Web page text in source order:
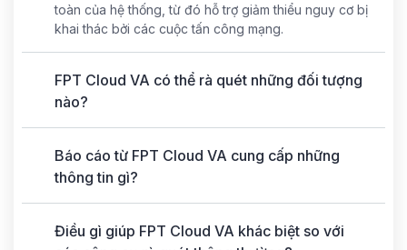
toàn của hệ thống, từ đó hỗ trợ giảm thiểu nguy cơ bị
khai thác bởi các cuộc tấn công mạng.
FPT Cloud VA có thể rà quét những đối tượng
nào?
Báo cáo từ FPT Cloud VA cung cấp những
thông tin gì?
Điều gì giúp FPT Cloud VA khác biệt so với